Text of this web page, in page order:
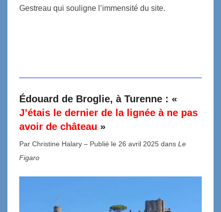
Gestreau qui souligne l’immensité du site.
Édouard de Broglie, à Turenne : «
J’étais le dernier de la lignée à ne pas
avoir de château »
Par Christine Halary – Publié le 26 avril 2025 dans Le
Figaro